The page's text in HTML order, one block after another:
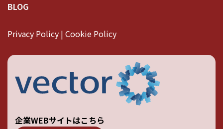
BLOG
Privacy Policy | Cookie Policy
企業WEBサイトはこちら